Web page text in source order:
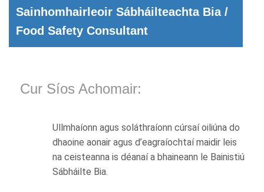
Sainhomhairleoir Sábháilteachta Bia /
Food Safety Consultant
Cur Síos Achomair:
Ullmhaíonn agus soláthraíonn cúrsaí oiliúna do
dhaoine aonair agus d’eagraíochtaí maidir leis
na ceisteanna is déanaí a bhaineann le Bainistiú
Sábháilte Bia.